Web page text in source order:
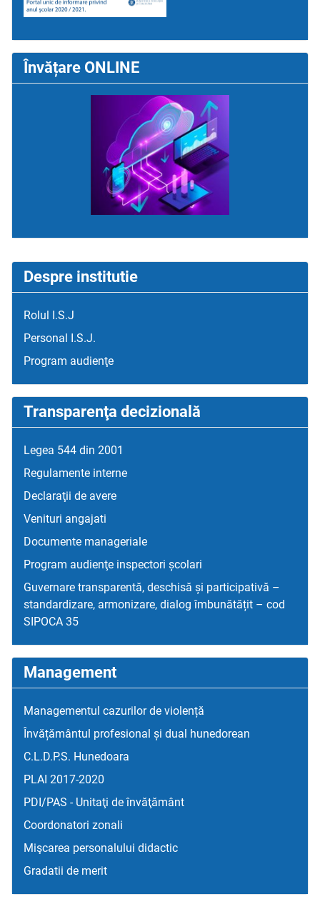
Despre institutie
Rolul I.S.J
Personal I.S.J.
Program audienţe
Transparenţa decizională
Legea 544 din 2001
Regulamente interne
Declaraţii de avere
Venituri angajati
Documente manageriale
Program audienţe inspectori școlari
Guvernare transparentă, deschisă și participativă –
standardizare, armonizare, dialog îmbunătățit – cod
SIPOCA 35
Management
Managementul cazurilor de violență
Învățământul profesional și dual hunedorean
C.L.D.P.S. Hunedoara
PLAI 2017-2020
PDI/PAS - Unitaţi de învăţământ
Coordonatori zonali
Mişcarea personalului didactic
Gradatii de merit
Învățare ONLINE